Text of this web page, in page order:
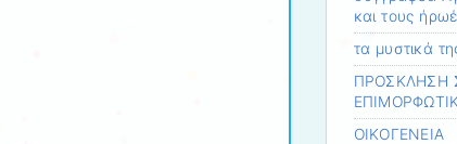
και τους
τα μυστικά
ΠΡΟΣΚΛΗΣΗ
ΟΙΚΟΓΕΝΕΙΑ